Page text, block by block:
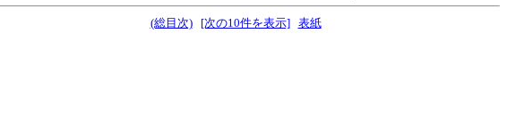
(総目次) [次の10件を表示] 表紙